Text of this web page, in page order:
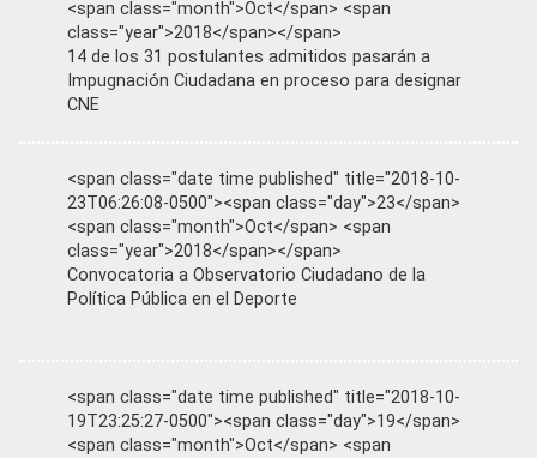
<span class="month">Oct</span> <span
class="year">2018</span></span>
14 de los 31 postulantes admitidos pasarán a
Impugnación Ciudadana en proceso para designar
CNE
<span class="date time published" title="2018-10-
23T06:26:08-0500"><span class="day">23</span>
<span class="month">Oct</span> <span
class="year">2018</span></span>
Convocatoria a Observatorio Ciudadano de la
Política Pública en el Deporte
<span class="date time published" title="2018-10-
19T23:25:27-0500"><span class="day">19</span>
<span class="month">Oct</span> <span